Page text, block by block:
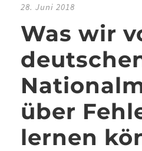
28. Juni 2018
Was wir
über
lernen